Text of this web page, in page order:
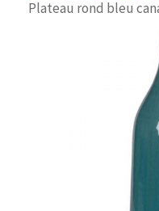
Plateau rond bleu